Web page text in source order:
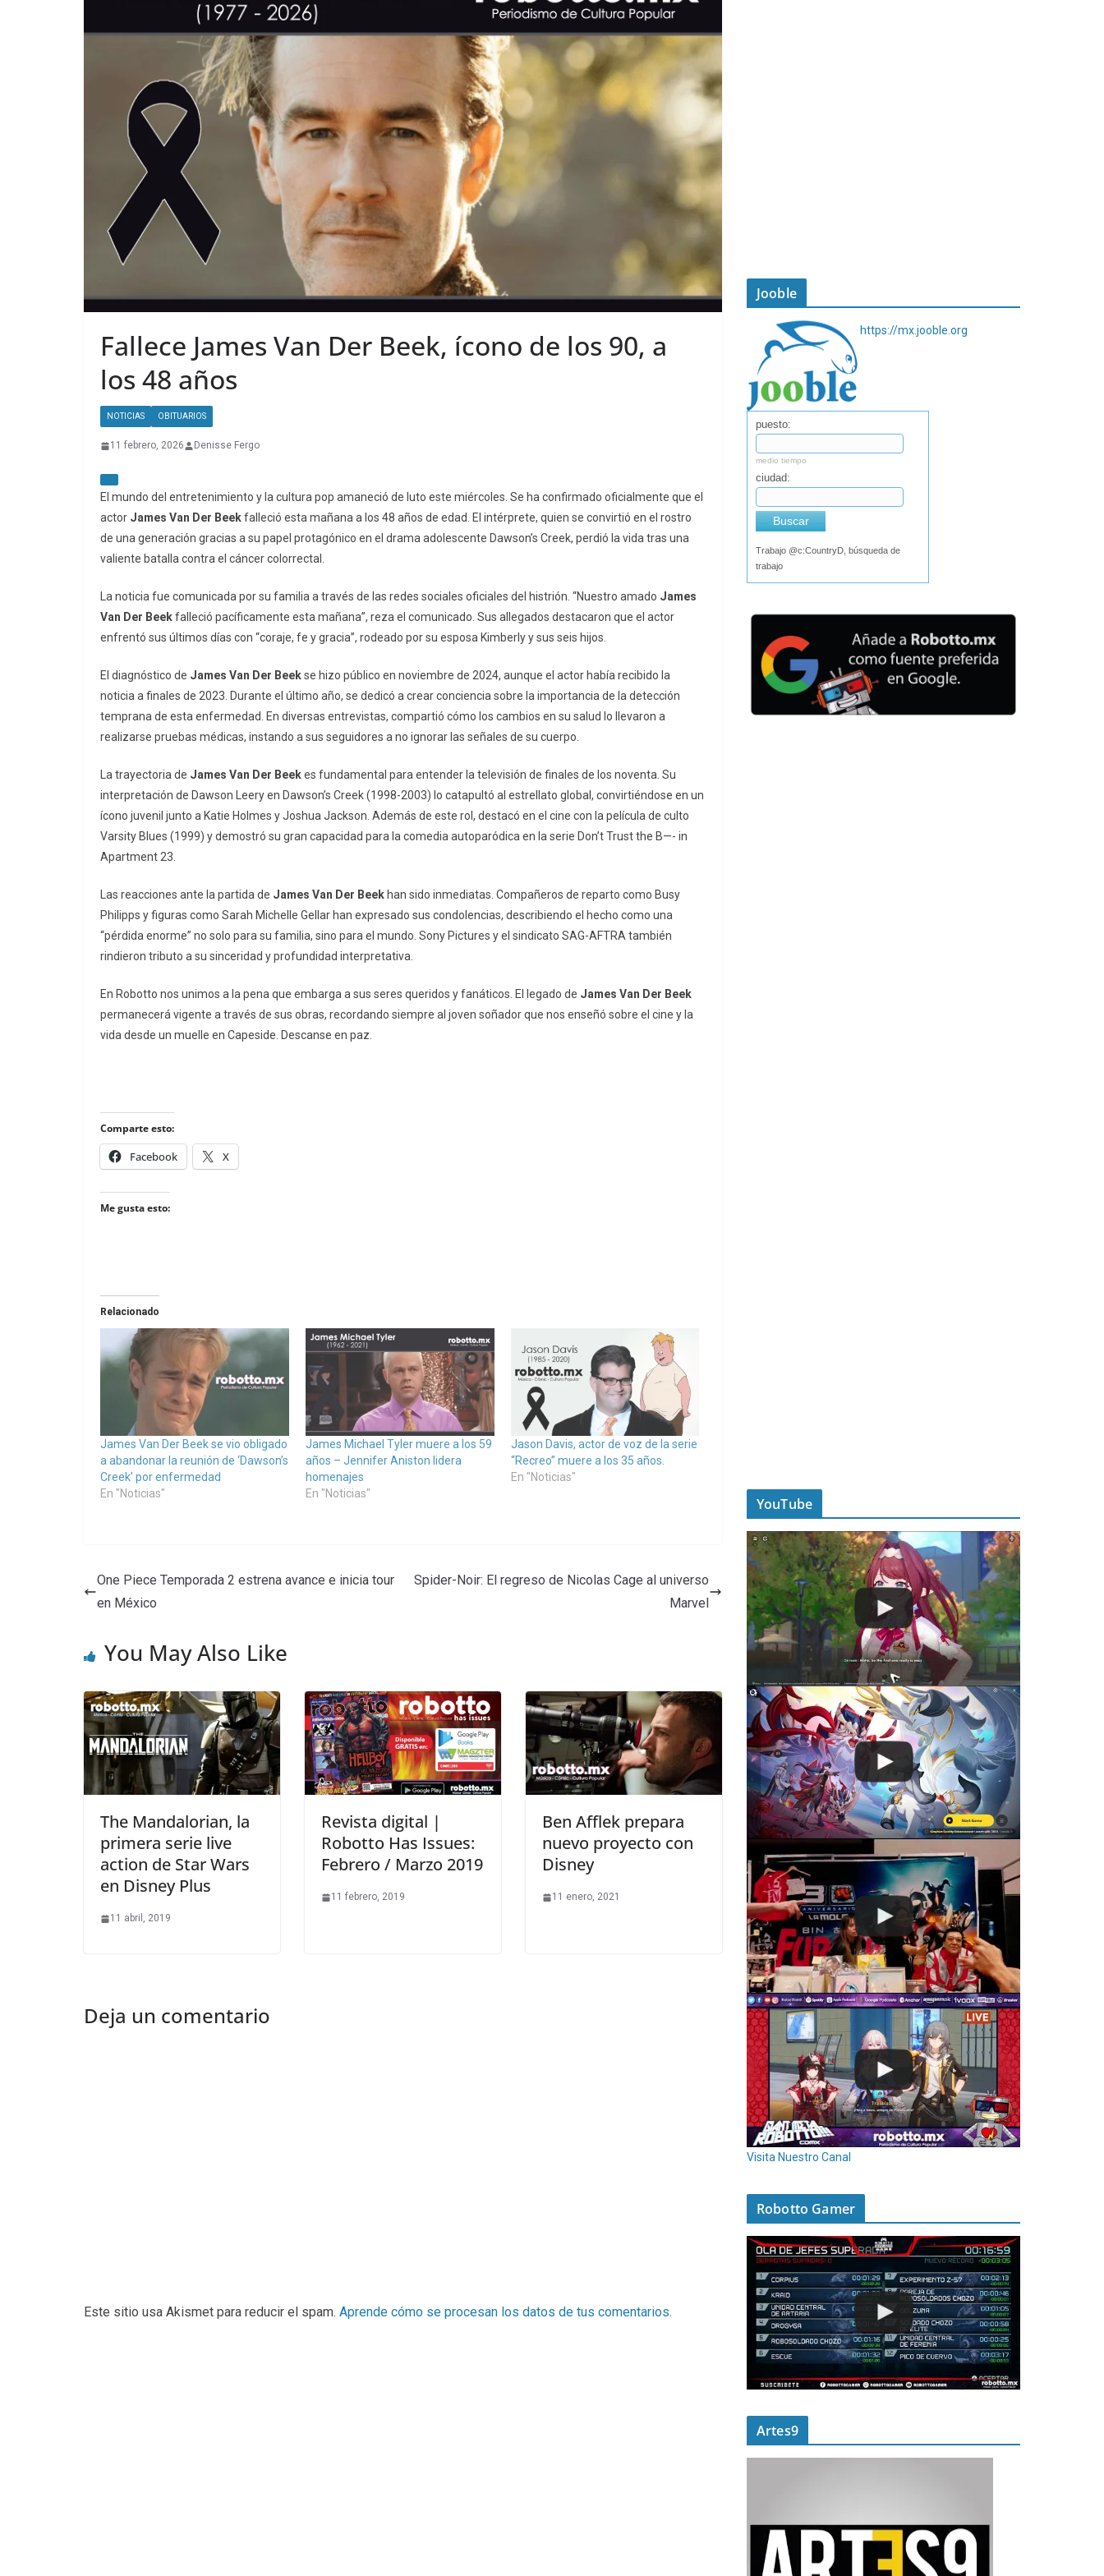
Fallece James Van Der Beek, ícono de los 90, a
los 48 años
NOTICIAS OBITUARIOS
11 febrero, 2026 Denisse Fergo
El mundo del entretenimiento y la cultura pop amaneció de luto este miércoles. Se ha confirmado oficialmente que el
actor James Van Der Beekfalleció esta mañana a los 48 años de edad. El intérprete, quien se convirtió en el rostro
de una generación gracias a su papel protagónico en el drama adolescente Dawson’s Creek, perdió la vida tras una
valiente batalla contra el cáncer colorrectal.
La noticia fue comunicada por su familia a través de las redes sociales oficiales del histrión. “Nuestro amado James
Van Der Beekfalleció pacíficamente esta mañana”, reza el comunicado. Sus allegados destacaron que el actor
enfrentó sus últimos días con “coraje, fe y gracia”, rodeado por su esposa Kimberly y sus seis hijos.
El diagnóstico de James Van Der Beekse hizo público en noviembre de 2024, aunque el actor había recibido la
noticia a finales de 2023. Durante el último año, se dedicó a crear conciencia sobre la importancia de la detección
temprana de esta enfermedad. En diversas entrevistas, compartió cómo los cambios en su salud lo llevaron a
realizarse pruebas médicas, instando a sus seguidores a no ignorar las señales de su cuerpo.
La trayectoria de James Van Der Beekes fundamental para entender la televisión de finales de los noventa. Su
interpretación de Dawson Leery en Dawson’s Creek(1998-2003) lo catapultó al estrellato global, convirtiéndose en un
ícono juvenil junto a Katie Holmes y Joshua Jackson. Además de este rol, destacó en el cine con la película de culto
Varsity Blues (1999) y demostró su gran capacidad para la comedia autoparódica en la serie Don’t Trust the B—- in
Apartment 23
Las reacciones ante la partida de James Van Der Beek han sido inmediatas. Compañeros de reparto como Busy
Philipps y figuras como Sarah Michelle Gellar han expresado sus condolencias, describiendo el hecho como una
“pérdida enorme” no solo para su familia, sino para el mundo. Sony Pictures y el sindicato SAG-AFTRA también
rindieron tributo a su sinceridad y profundidad interpretativa.
En Robotto nos unimos a la pena que embarga a sus seres queridos y fanáticos. El legado de James Van Der Beek
permanecerá vigente a través de sus obras, recordando siempre al joven soñador que nos enseñó sobre el cine y la
vida desde un muelle en Capeside. Descanse en paz.
Comparte esto:
Facebook X
Me gusta esto:
Relacionado
James Van Der Beek se vio obligado
a abandonar la reunión de ‘Dawson’s
Creek’ por enfermedad
En "Noticias"
James Michael Tyler muere a los 59
años – Jennifer Aniston lidera
homenajes
En "Noticias"
Jason Davis, actor de voz de la serie
“Recreo” muere a los 35 años.
En "Noticias"
One Piece Temporada 2 estrena avance e inicia tour
en México
Spider-Noir: El regreso de Nicolas Cage al universo
Marvel
You May Also Like
The Mandalorian, la
primera serie live
action de Star Wars
en Disney Plus
11 abril, 2019
Revista digital |
Robotto Has Issues:
Febrero / Marzo 2019
11 febrero, 2019
Ben Afflek prepara
nuevo proyecto con
Disney
11 enero, 2021
Deja un comentario
Este sitio usa Akismet para reducir el spam. Aprende cómo se procesan los datos de tus comentarios.
Jooble
https://mx.jooble.org
puesto:
medio tiempo
ciudad:
Buscar
Trabajo @c:CountryD, búsqueda de
trabajo
YouTube
Visita Nuestro Canal
Robotto Gamer
Artes9